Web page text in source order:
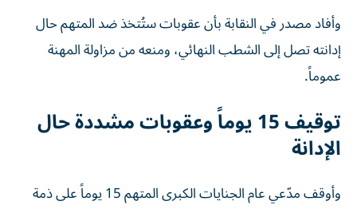
وأفاد مصدر في النقابة بأن عقوبات ستُتخذ ضد المتهم حال
إدانته تصل إلى الشطب النهائي، ومنعه من مزاولة المهنة
عموماً.
توقيف 15 يوماً وعقوبات مشددة حال
الإدانة
وأوقف مدّعي عام الجنايات الكبرى المتهم 15 يوماً على ذمة